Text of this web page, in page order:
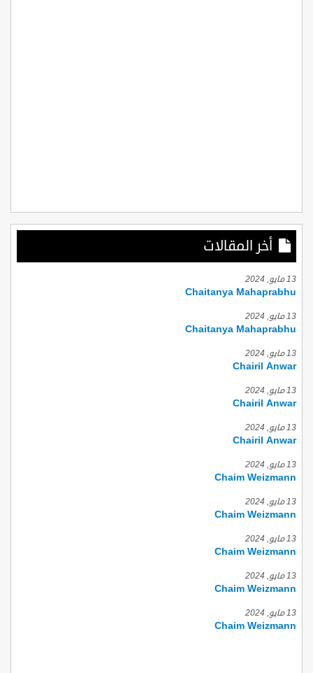
أخر المقالات
13 مايو, 2024
Chaitanya Mahaprabhu
13 مايو, 2024
Chaitanya Mahaprabhu
13 مايو, 2024
Chairil Anwar
13 مايو, 2024
Chairil Anwar
13 مايو, 2024
Chairil Anwar
13 مايو, 2024
Chaim Weizmann
13 مايو, 2024
Chaim Weizmann
13 مايو, 2024
Chaim Weizmann
13 مايو, 2024
Chaim Weizmann
13 مايو, 2024
Chaim Weizmann